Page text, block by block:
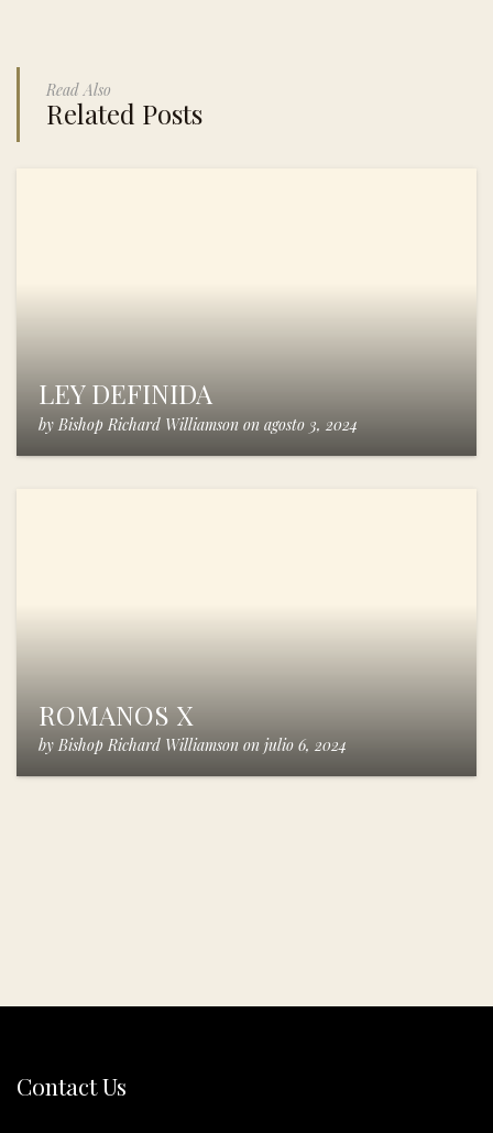
Read Also
Related Posts
LEY DEFINIDA
by Bishop Richard Williamson on agosto 3, 2024
ROMANOS X
by Bishop Richard Williamson on julio 6, 2024
Contact Us